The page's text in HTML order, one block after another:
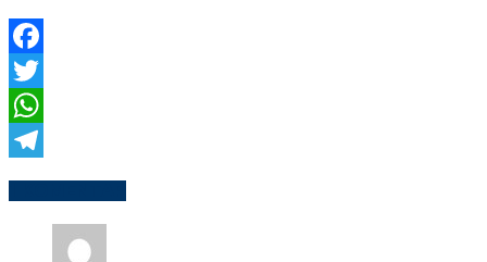
Facebook
Twitter
WhatsApp